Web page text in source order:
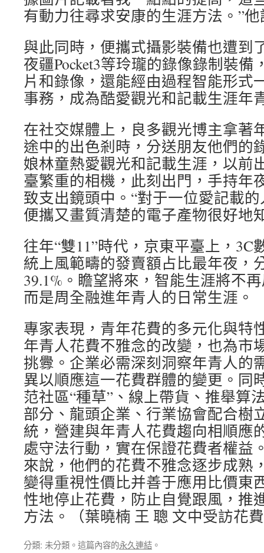
有動力往尋求安康的生涯方法。”
與此同時，便攜式攝影裝備也遭到
夜疆Pocket3等玲瓏的錄像錄制裝備
片和錄像，還能經由過程智能形式
事務，成為酷愛觀光和記載生涯年
在社交媒體上，良多觀光博主拿著
途中的出色剎時，分送朋友他們的
娘林童熱愛觀光和記載生涯，以前
臺繁重的相機，此刻出門，手持年
致支出鏡頭中。“對于一位愛記載
便攜又畫質清楚的電子產物很好地
往年“雙11”時代，京東平臺上，3C
統上風範疇的發賣額占比最年夜，
39.1%。瞻望將來，智能生涯將不
而是周全融進年青人的日常生涯。
專家表現，青年花費的多元化與特
年青人花費不雅念的改變，也為市
挑釁。企業必需深刻洞察年青人的
異以順應這一花費群體的變更。同
范社區“種草”、線上帶貨、推舉算
部分、龍頭企業、行業協會配合樹
統，營建與年青人花費趨向相順應
處守法行動，實在保證花費者權益
來說，他們的花費不雅念逐步成熟
變得重視性價比并善于應用比價東
性地停止花費，防止自覺跟風，推
方法。（葉曉楠 王 聰 文中受訪花
分類: 未分類。這篇內容的永久連結 。